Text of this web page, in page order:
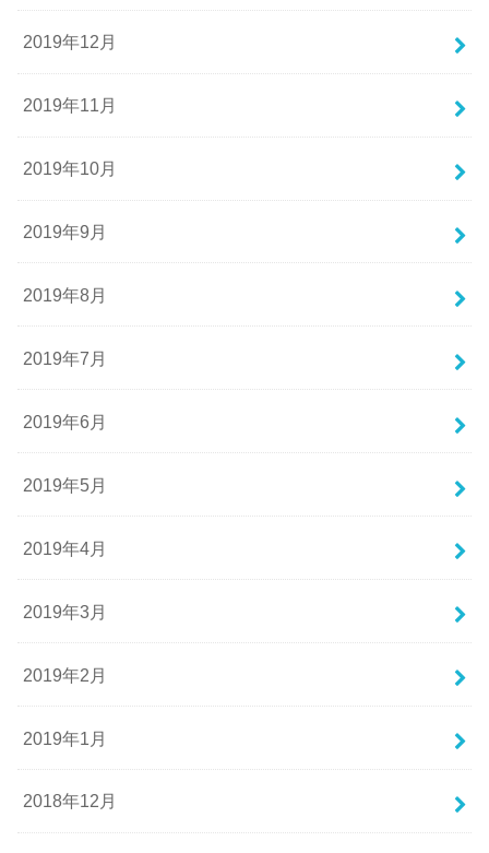
2019年12月
2019年11月
2019年10月
2019年9月
2019年8月
2019年7月
2019年6月
2019年5月
2019年4月
2019年3月
2019年2月
2019年1月
2018年12月